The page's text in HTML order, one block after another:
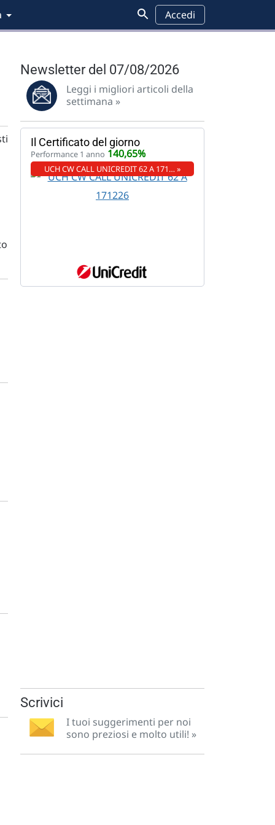
Accedi
Newsletter del 07/08/2026
Leggi i migliori articoli della
settimana »
Il Certificato del giorno
Performance 1 anno 140,65%
UCH CW CALL UNICREDIT 62 A 171… »
Scrivici
I tuoi suggerimenti per noi
sono preziosi e molto utili! »